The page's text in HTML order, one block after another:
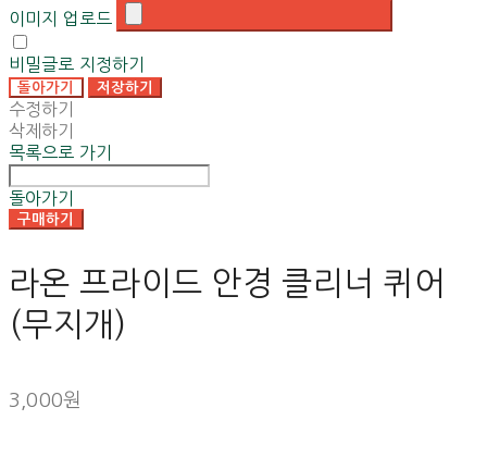
이미지 업로드
비밀글로 지정하기
돌아가기 저장하기
수정하기
삭제하기
목록으로 가기
돌아가기
구매하기
라온 프라이드 안경 클리너 퀴어
(무지개)
3,000원